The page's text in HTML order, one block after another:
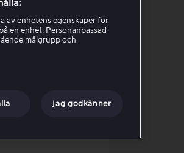
av enhetens egenskaper för
en enhet. Personanpassad
målgrupp och
Jag godkänner